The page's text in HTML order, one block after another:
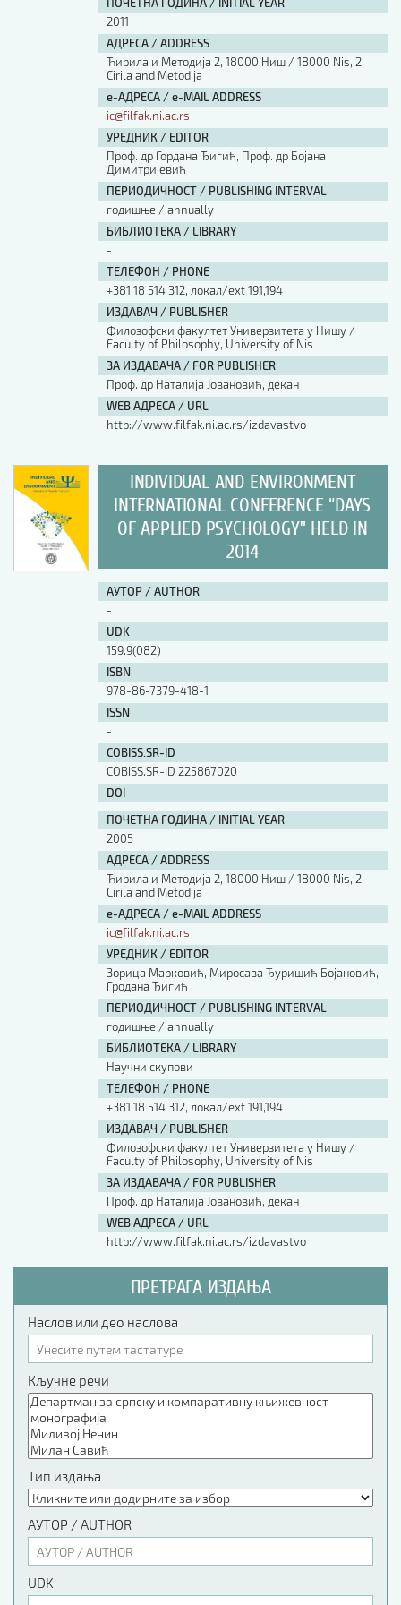
2011
АДРЕСА / ADDRESS
Ћирила и Методија 2, 18000 Ниш / 18000 Nis, 2
Cirila and Metodija
е-АДРЕСА / e-MAIL ADDRESS
ic@filfak.ni.ac.rs
УРЕДНИК / EDITOR
Проф. др Гордана Ђигић, Проф. др Бојана
Димитријевић
ПЕРИОДИЧНОСТ / PUBLISHING INTERVAL
годишње / annually
БИБЛИОТЕКА / LIBRARY
-
ТЕЛЕФОН / PHONE
+381 18 514 312, локал/ext 191,194
ИЗДАВАЧ / PUBLISHER
Филозофски факултет Универзитета у Нишу /
Faculty of Philosophy, University of Nis
ЗА ИЗДАВАЧА / FOR PUBLISHER
Проф. др Наталија Јовановић, декан
WEB АДРЕСА / URL
http://www.filfak.ni.ac.rs/izdavastvo
INDIVIDUAL AND ENVIRONMENT
INTERNATIONAL CONFERENCE “DAYS
OF APPLIED PSYCHOLOGY” HELD IN
2014
АУТОР / AUTHOR
-
UDK
159.9(082)
ISBN
978-86-7379-418-1
ISSN
-
COBISS.SR-ID
COBISS.SR-ID 225867020
DOI
ПОЧЕТНА ГОДИНА / INITIAL YEAR
2005
АДРЕСА / ADDRESS
Ћирила и Методија 2, 18000 Ниш / 18000 Nis, 2
Cirila and Metodija
е-АДРЕСА / e-MAIL ADDRESS
ic@filfak.ni.ac.rs
УРЕДНИК / EDITOR
Зорица Марковић, Миросава Ђуришић Бојановић,
Гродана Ђигић
ПЕРИОДИЧНОСТ / PUBLISHING INTERVAL
годишње / annually
БИБЛИОТЕКА / LIBRARY
Научни скупови
ТЕЛЕФОН / PHONE
+381 18 514 312, локал/ext 191,194
ИЗДАВАЧ / PUBLISHER
Филозофски факултет Универзитета у Нишу /
Faculty of Philosophy, University of Nis
ЗА ИЗДАВАЧА / FOR PUBLISHER
Проф. др Наталија Јовановић, декан
WEB АДРЕСА / URL
http://www.filfak.ni.ac.rs/izdavastvo
ПРЕТРАГА ИЗДАЊА
Наслов или део наслова
Кључне речи
Тип издања
АУТОР / AUTHOR
UDK